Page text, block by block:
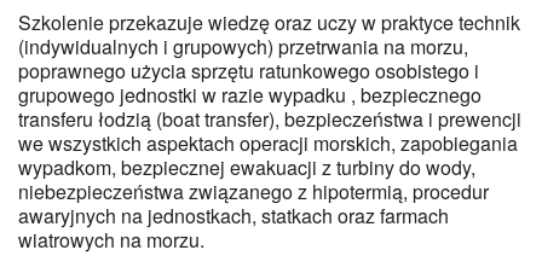
Szkolenie przekazuje wiedzę oraz uczy w praktyce technik
(indywidualnych i grupowych) przetrwania na morzu,
poprawnego użycia sprzętu ratunkowego osobistego i
grupowego jednostki w razie wypadku , bezpiecznego
transferu łodzią (boat transfer), bezpieczeństwa i prewencji
we wszystkich aspektach operacji morskich, zapobiegania
wypadkom, bezpiecznej ewakuacji z turbiny do wody,
niebezpieczeństwa związanego z hipotermią, procedur
awaryjnych na jednostkach, statkach oraz farmach
wiatrowych na morzu.